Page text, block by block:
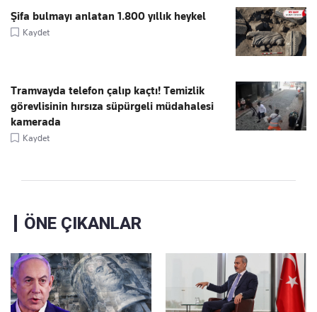
Şifa bulmayı anlatan 1.800 yıllık heykel
Kaydet
Tramvayda telefon çalıp kaçtı! Temizlik
görevlisinin hırsıza süpürgeli müdahalesi
kamerada
Kaydet
ÖNE ÇIKANLAR